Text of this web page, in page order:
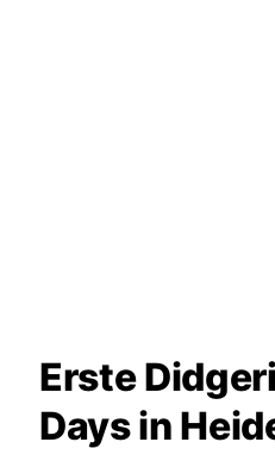
Erste
Days in